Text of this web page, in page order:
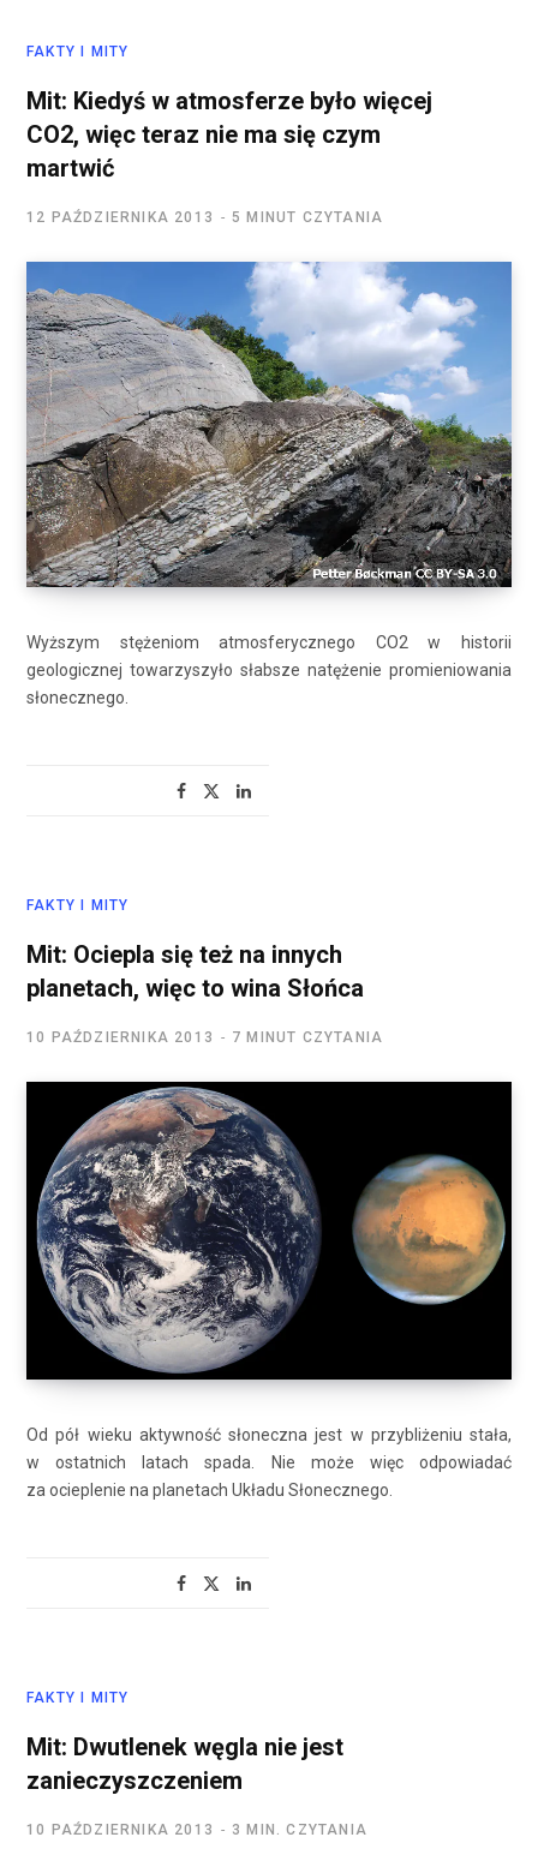
FAKTY I MITY
Mit: Kiedyś w atmosferze było więcej
CO2, więc teraz nie ma się czym
martwić
12 PAŹDZIERNIKA 2013 5 MINUT CZYTANIA
Wyższym stężeniom atmosferycznego CO2 w historii
geologicznej towarzyszyło słabsze natężenie promieniowania
słonecznego.
FAKTY I MITY
Mit: Ociepla się też na innych
planetach, więc to wina Słońca
10 PAŹDZIERNIKA 2013 7 MINUT CZYTANIA
Od pół wieku aktywność słoneczna jest w przybliżeniu stała,
w ostatnich latach spada. Nie może więc odpowiadać
za ocieplenie na planetach Układu Słonecznego.
FAKTY I MITY
Mit: Dwutlenek węgla nie jest
zanieczyszczeniem
10 PAŹDZIERNIKA 2013 3 MIN. CZYTANIA